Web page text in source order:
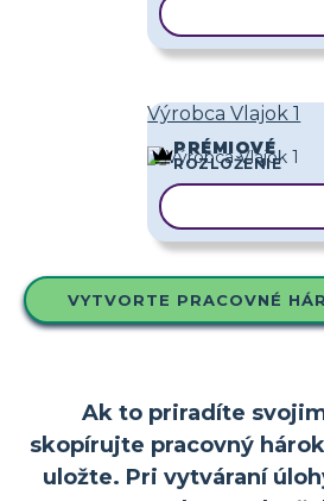
Výrobca Vlajok 1
PRÉMIOVÉ
ROZLOŽENIE
VYTVORTE PRACOVNÉ
Ak to priradíte
skopírujte pracovný
uložte. Pri vytváraní